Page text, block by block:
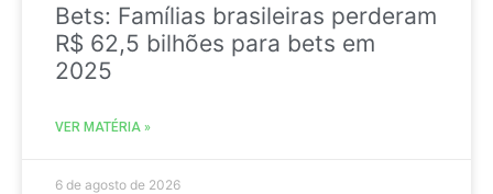
Bets: Famílias brasileiras perderam
R$ 62,5 bilhões para bets em
2025
VER MATÉRIA »
6 de agosto de 2026